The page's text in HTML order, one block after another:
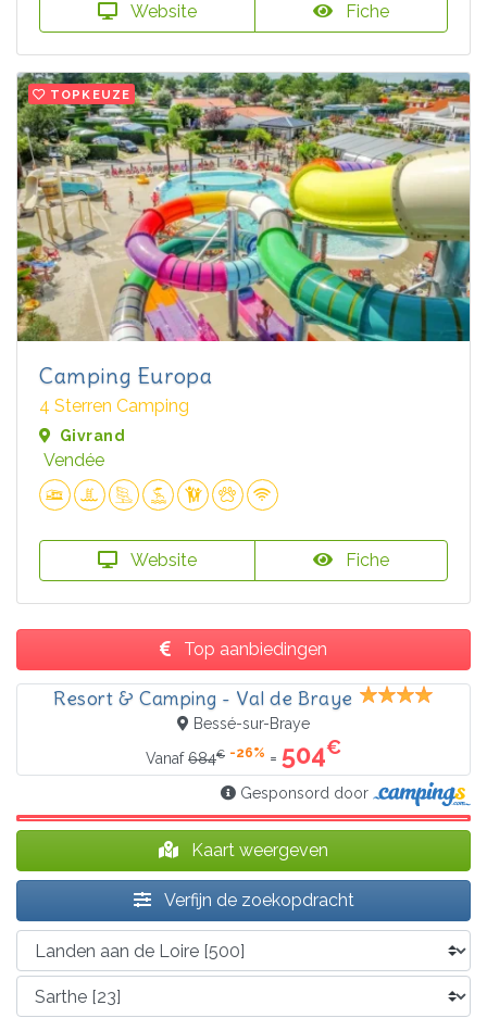
Website Fiche
TOPKEUZE
Camping Europa
4 Sterren Camping
Givrand
Vendée
Website Fiche
Top aanbiedingen
Resort & Camping - Val de Braye
Bessé-sur-Braye
Vanaf684€ -26% = 504€
Gesponsord door
Kaart weergeven
Verfijn de zoekopdracht